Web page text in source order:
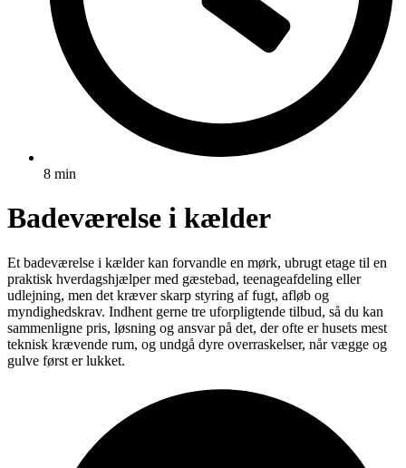
8 min
Badeværelse i kælder
Et badeværelse i kælder kan forvandle en mørk, ubrugt etage til en
praktisk hverdagshjælper med gæstebad, teenageafdeling eller
udlejning, men det kræver skarp styring af fugt, afløb og
myndighedskrav. Indhent gerne tre uforpligtende tilbud, så du kan
sammenligne pris, løsning og ansvar på det, der ofte er husets mest
teknisk krævende rum, og undgå dyre overraskelser, når vægge og
gulve først er lukket.